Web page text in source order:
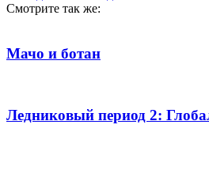
Смотрите так же:
Мачо и ботан
Ледниковый период 2: